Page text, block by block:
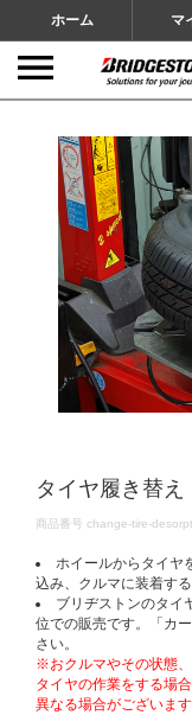
ホーム マ
タイヤ履き替
DETAILS
商品番号 change-tire-
ホイールからタイヤ
込み、クルマに装着する
ブリヂストンのタイ
位での販売です。「カ
さい。
※おクルマやその状態
タイヤの作業をする場
異なる場合がございま